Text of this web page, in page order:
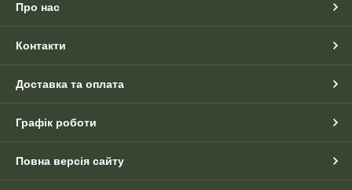
Про нас
Контакти
Доставка та оплата
Графік роботи
Повна версія сайту